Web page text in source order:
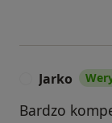
Jarko
Bardzo